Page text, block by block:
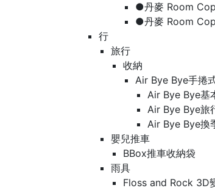
●丹麥 Room
●丹麥 Room
行
旅行
收納
Air Bye Bye手捲
Air Bye Bye基
Air Bye Bye旅
Air Bye Bye換
嬰兒推車
BBox推車收納袋
雨具
Floss and Rock 3D